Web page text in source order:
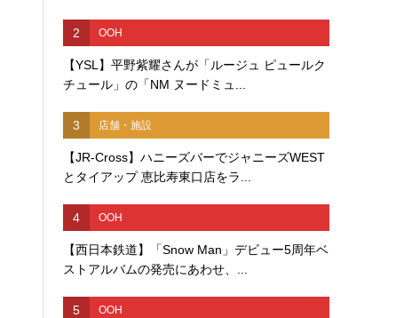
2 OOH
【YSL】平野紫耀さんが「ルージュ ピュールク
チュール」の「NM ヌードミュ...
3 店舗・施設
【JR-Cross】ハニーズバーでジャニーズWEST
とタイアップ 恵比寿東口店をラ...
4 OOH
【西日本鉄道】「Snow Man」デビュー5周年ベ
ストアルバムの発売にあわせ、...
5 OOH